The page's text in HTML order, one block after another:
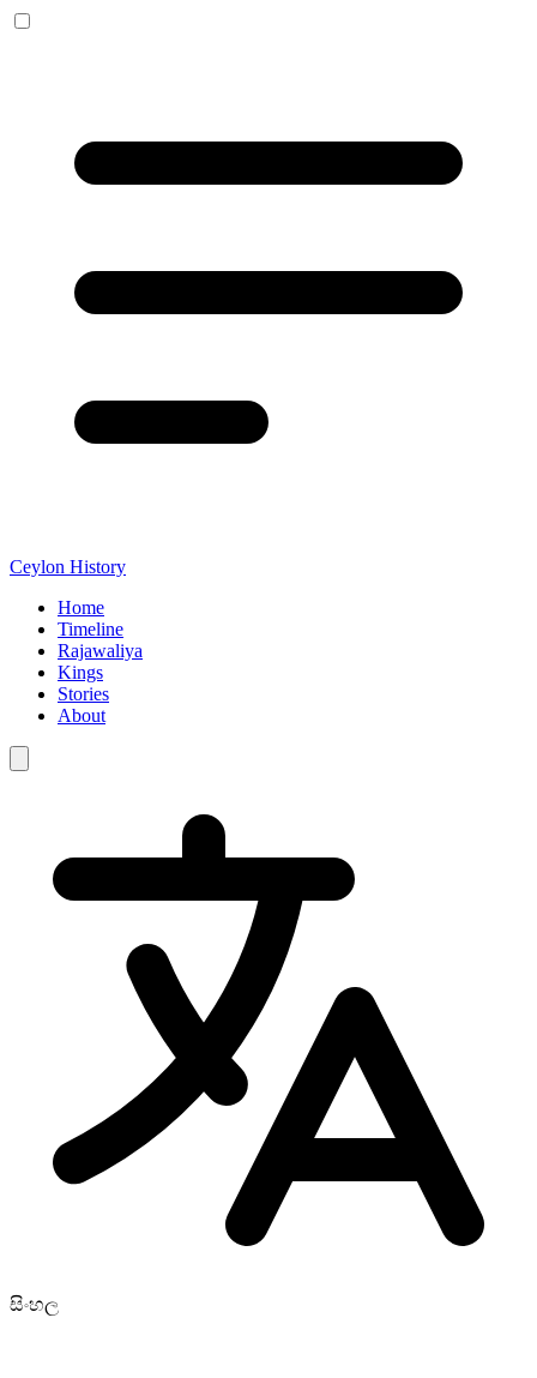
Ceylon History
Home
Timeline
Rajawaliya
Kings
Stories
About
සිංහල